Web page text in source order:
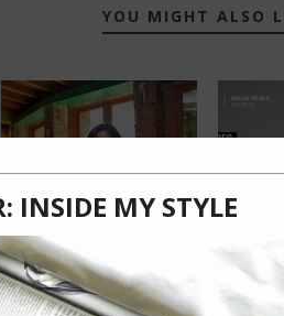
YOU MIGHT ALSO
“FOMENTAR LA